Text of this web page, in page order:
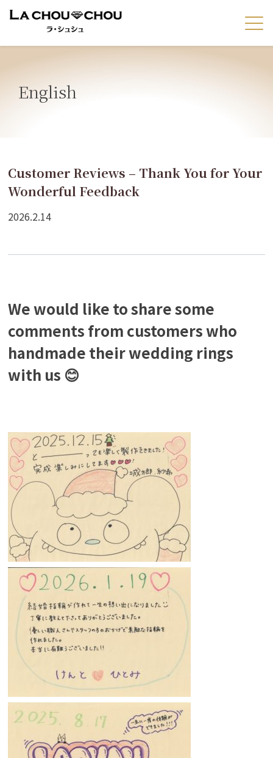
English
Customer Reviews – Thank You for Your
Wonderful Feedback
2026.2.14
We would like to share some
comments from customers who
handmade their wedding rings
with us 😊